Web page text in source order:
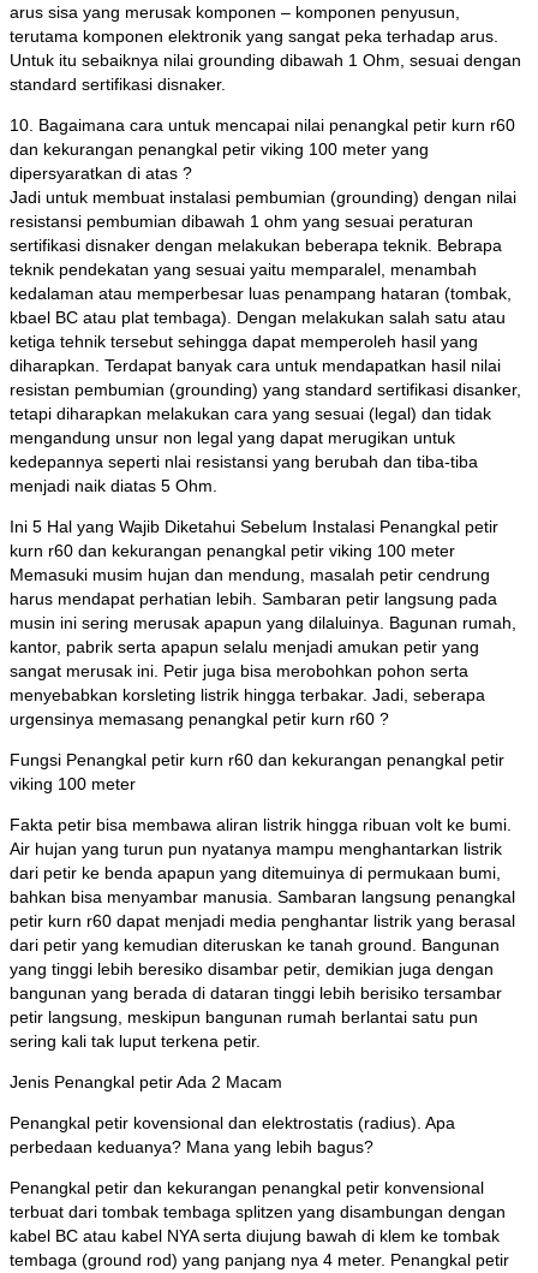
arus sisa yang merusak komponen – komponen penyusun,
terutama komponen elektronik yang sangat peka terhadap arus.
Untuk itu sebaiknya nilai grounding dibawah 1 Ohm, sesuai dengan
standard sertifikasi disnaker.
10. Bagaimana cara untuk mencapai nilai penangkal petir kurn r60
dan kekurangan penangkal petir viking 100 meter yang
dipersyaratkan di atas ?
Jadi untuk membuat instalasi pembumian (grounding) dengan nilai
resistansi pembumian dibawah 1 ohm yang sesuai peraturan
sertifikasi disnaker dengan melakukan beberapa teknik. Bebrapa
teknik pendekatan yang sesuai yaitu memparalel, menambah
kedalaman atau memperbesar luas penampang hataran (tombak,
kbael BC atau plat tembaga). Dengan melakukan salah satu atau
ketiga tehnik tersebut sehingga dapat memperoleh hasil yang
diharapkan. Terdapat banyak cara untuk mendapatkan hasil nilai
resistan pembumian (grounding) yang standard sertifikasi disanker,
tetapi diharapkan melakukan cara yang sesuai (legal) dan tidak
mengandung unsur non legal yang dapat merugikan untuk
kedepannya seperti nlai resistansi yang berubah dan tiba-tiba
menjadi naik diatas 5 Ohm.
Ini 5 Hal yang Wajib Diketahui Sebelum Instalasi Penangkal petir
kurn r60 dan kekurangan penangkal petir viking 100 meter
Memasuki musim hujan dan mendung, masalah petir cendrung
harus mendapat perhatian lebih. Sambaran petir langsung pada
musin ini sering merusak apapun yang dilaluinya. Bagunan rumah,
kantor, pabrik serta apapun selalu menjadi amukan petir yang
sangat merusak ini. Petir juga bisa merobohkan pohon serta
menyebabkan korsleting listrik hingga terbakar. Jadi, seberapa
urgensinya memasang penangkal petir kurn r60 ?
Fungsi Penangkal petir kurn r60 dan kekurangan penangkal petir
viking 100 meter
Fakta petir bisa membawa aliran listrik hingga ribuan volt ke bumi.
Air hujan yang turun pun nyatanya mampu menghantarkan listrik
dari petir ke benda apapun yang ditemuinya di permukaan bumi,
bahkan bisa menyambar manusia. Sambaran langsung penangkal
petir kurn r60 dapat menjadi media penghantar listrik yang berasal
dari petir yang kemudian diteruskan ke tanah ground. Bangunan
yang tinggi lebih beresiko disambar petir, demikian juga dengan
bangunan yang berada di dataran tinggi lebih berisiko tersambar
petir langsung, meskipun bangunan rumah berlantai satu pun
sering kali tak luput terkena petir.
Jenis Penangkal petir Ada 2 Macam
Penangkal petir kovensional dan elektrostatis (radius). Apa
perbedaan keduanya? Mana yang lebih bagus?
Penangkal petir dan kekurangan penangkal petir konvensional
terbuat dari tombak tembaga splitzen yang disambungan dengan
kabel BC atau kabel NYA serta diujung bawah di klem ke tombak
tembaga (ground rod) yang panjang nya 4 meter. Penangkal petir